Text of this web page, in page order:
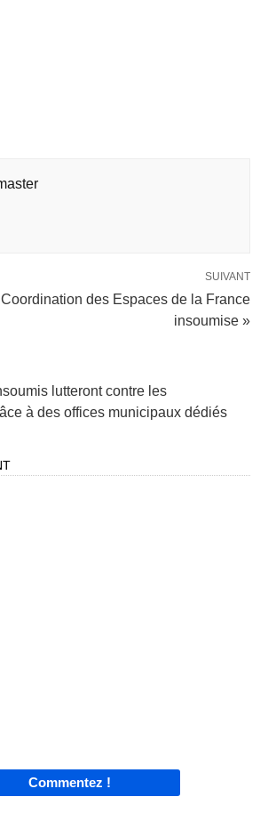
SUIVANT
des Espaces de la France
insoumise »
lutteront contre les
à des offices municipaux dédiés
Commentez !